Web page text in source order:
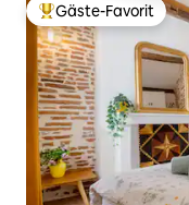
Beliebter Gäste-
Gäste-Favorit